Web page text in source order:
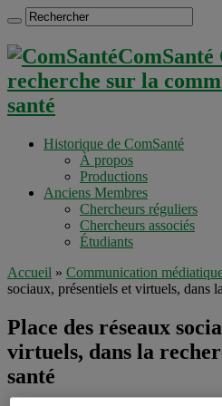
ComSanté
recherche sur la
santé
Historique de ComSanté
À propos
Productions
Anciens Membres
Chercheurs réguliers
Chercheurs associés
Étudiants
Accueil » Communication
sociaux, présentiels et virtuels, dans
Place des réseaux
virtuels, dans la
santé